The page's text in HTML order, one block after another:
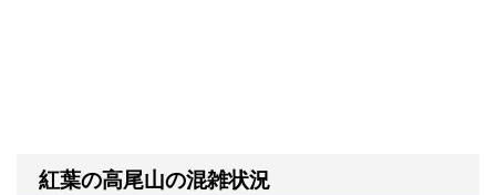
紅葉の高尾山の混雑状況